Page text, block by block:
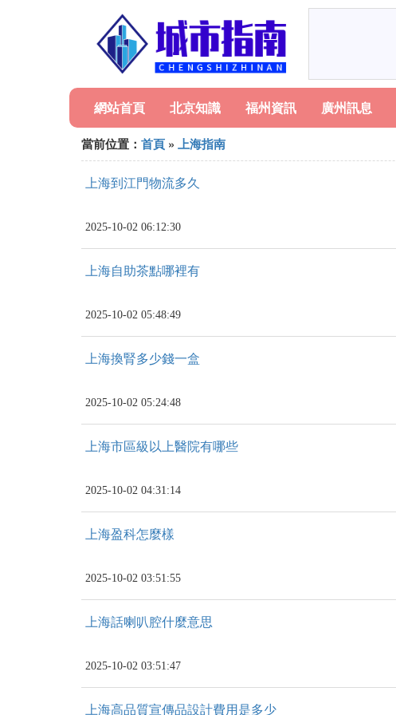
網站首頁 北京知識 福州資訊 廣州訊息
當前位置： 首頁 » 上海指南
上海到江門物流多久
2025-10-02 06:12:30
上海自助茶點哪裡有
2025-10-02 05:48:49
上海換腎多少錢一盒
2025-10-02 05:24:48
上海市區級以上醫院有哪些
2025-10-02 04:31:14
上海盈科怎麼樣
2025-10-02 03:51:55
上海話喇叭腔什麼意思
2025-10-02 03:51:47
上海高品質宣傳品設計費用是多少